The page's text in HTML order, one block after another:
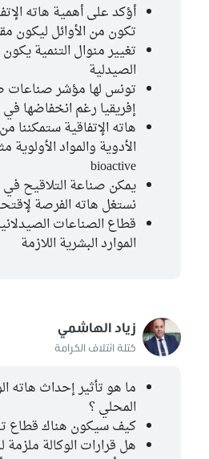
أؤكد على أهمية هاته
تكون من الأوائل ليكون
تغيير منوال التنمية
الصيدلية
تونس لها مؤشر صناعات
إفريقيا رغم انخفاضها في 10 سنوات الأخيرة
هاته الإتفاقية ستمكننا
bioactive
يمكن صناعة التلاقيح
نستغل هاته الفرصة
قطاع الصناعات
الموارد البشرية اللازمة
زياد الهاشمي
كتلة ائتلاف الكرامة
ما هو تأثير إحداث هاته
المحلي ؟
كيف سيكون هناك قطاع
هل قرارات الوكالة ملزمة